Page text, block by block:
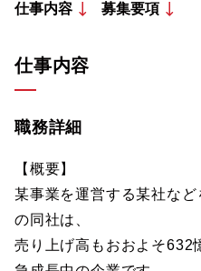
仕事内容 募集要項
仕事内容
職務詳細
【概要】
某事業を運営する某社な
の同社は、
売り上げ高もおおよそ632